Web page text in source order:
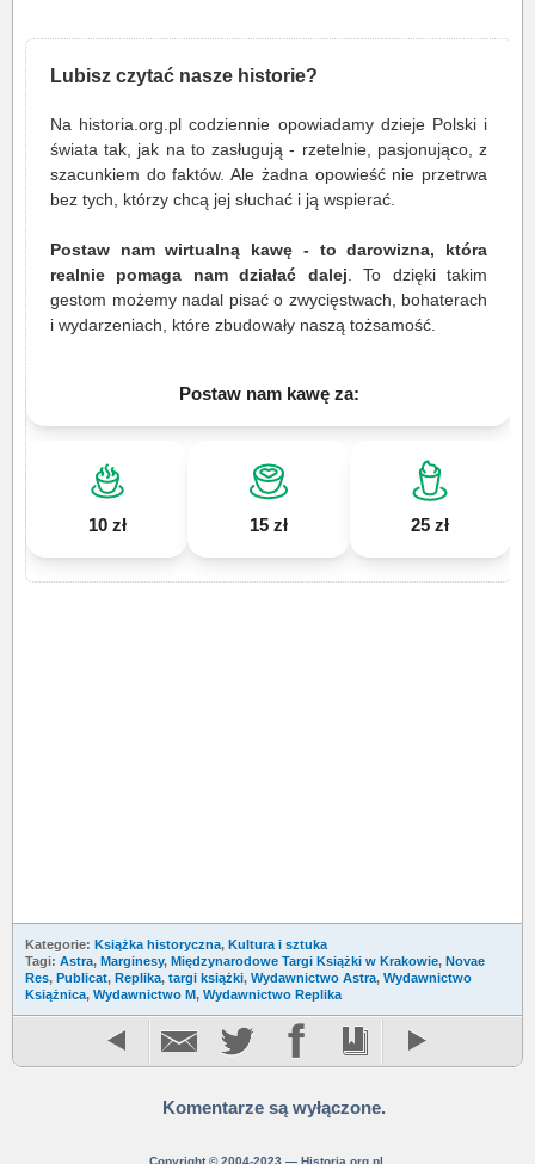
Lubisz czytać nasze historie?
Na historia.org.pl codziennie opowiadamy dzieje Polski i
świata tak, jak na to zasługują - rzetelnie, pasjonująco, z
szacunkiem do faktów. Ale żadna opowieść nie przetrwa
bez tych, którzy chcą jej słuchać i ją wspierać.
Postaw nam wirtualną kawę - to darowizna, która
realnie pomaga nam działać dalej . To dzięki takim
gestom możemy nadal pisać o zwycięstwach, bohaterach
i wydarzeniach, które zbudowały naszą tożsamość.
Postaw nam kawę za:
10 zł 15 zł 25 zł
Kategorie: Książka historyczna, Kultura i sztuka
Tagi: Astra, Marginesy, Międzynarodowe Targi Książki w Krakowie, Novae
Res, Publicat, Replika, targi książki, Wydawnictwo Astra, Wydawnictwo
Książnica, Wydawnictwo M, Wydawnictwo Replika
Komentarze są wyłączone.
Copyright © 2004-2023 — Historia.org.pl.